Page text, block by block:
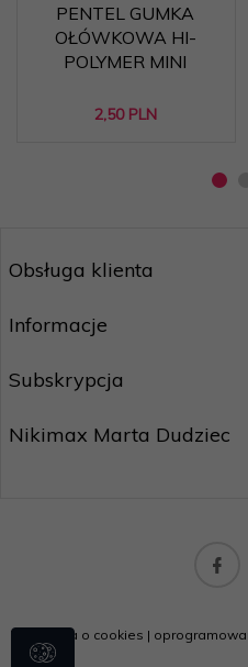
PENTEL GUMKA
OŁÓWKOWA HI-
POLYMER MINI
2,50 PLN
Obsługa klienta
Informacje
Subskrypcja
Nikimax Marta Dudziec
Informacja o cookies |